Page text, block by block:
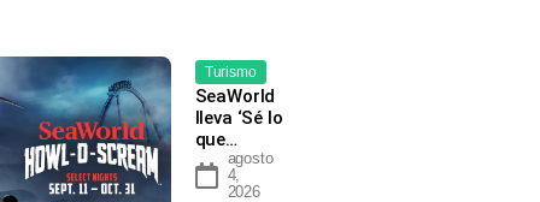
Turismo
SeaWorld
lleva ‘Sé lo
que…
agosto
4,
2026